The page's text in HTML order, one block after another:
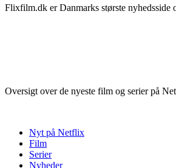
Flixfilm.dk er Danmarks største nyhedsside
Oversigt over de nyeste film og serier på
Nyt på Netflix
Film
Serier
Nyheder